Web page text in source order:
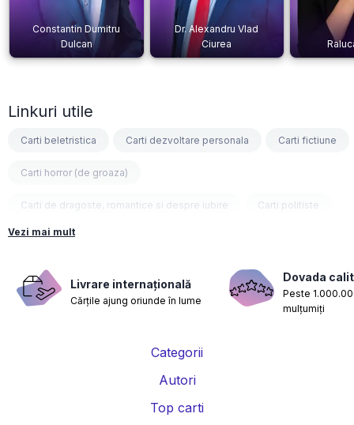
Constantin Dumitru
Dulcan
Dr. Alexandru Vlad
Ciurea
Linkuri utile
Carti beletristica Carti dezvoltare personala Carti fictiune
Carti horror (de groaza)
Carti de dragoste, romantice si despre iubire Carti politiste
Carti fantasy
Carti nutritie, sanatate si de slabit Carti diete
Carti despre sarcina si nastere Carti educatie financiara
Vezi mai mult
Livrare internațională
Cărțile ajung oriunde în lume
Dovada
Peste
mulțumiți
Categorii
Autori
Top carti